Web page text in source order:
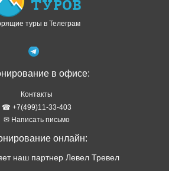
туры в Телеграм
в офисе:
Контакты
☎ +7(499)11-33-403
✉ Написать письмо
онлайн:
наш партнер Левел Тревел